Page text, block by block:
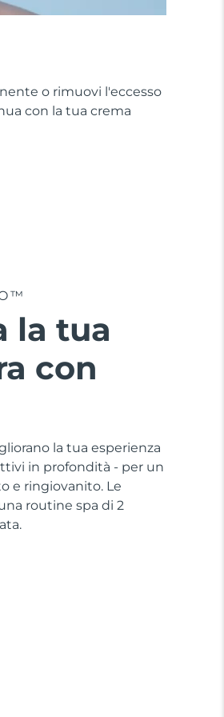
o rimuovi l'eccesso
con la tua crema
la tua
con
la tua esperienza
in profondità - per un
e ringiovanito. Le
routine spa di 2